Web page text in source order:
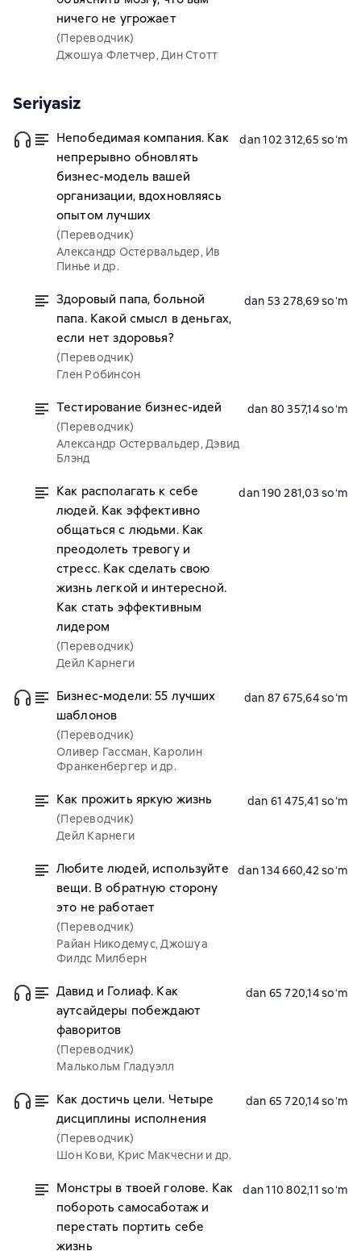
ничего не угрожает
(Переводчик)
Джошуа Флетчер, Дин Стотт
Seriyasiz
Непобедимая компания. Как
непрерывно обновлять
бизнес-модель вашей
организации, вдохновляясь
опытом лучших
(Переводчик)
Александр Остервальдер, Ив
Пинье и др.
dan 102 312,65 soʻm
Здоровый папа, больной
папа. Какой смысл в деньгах,
если нет здоровья?
(Переводчик)
Глен Робинсон
dan 53 278,69 soʻm
Тестирование бизнес-идей
(Переводчик)
Александр Остервальдер, Дэвид
Блэнд
dan 80 357,14 soʻm
Как располагать к себе
людей. Как эффективно
общаться с людьми. Как
преодолеть тревогу и
стресс. Как сделать свою
жизнь легкой и интересной.
Как стать эффективным
лидером
(Переводчик)
Дейл Карнеги
dan 190 281,03 soʻm
Бизнес-модели: 55 лучших
шаблонов
(Переводчик)
Оливер Гассман, Каролин
Франкенбергер и др.
dan 87 675,64 soʻm
Как прожить яркую жизнь
(Переводчик)
Дейл Карнеги
dan 61 475,41 soʻm
Любите людей, используйте
вещи. В обратную сторону
это не работает
(Переводчик)
Райан Никодемус, Джошуа
Филдс Милберн
dan 134 660,42 soʻm
Давид и Голиаф. Как
аутсайдеры побеждают
фаворитов
(Переводчик)
Малькольм Гладуэлл
dan 65 720,14 soʻm
Как достичь цели. Четыре
дисциплины исполнения
(Переводчик)
Шон Кови, Крис Макчесни и др.
dan 65 720,14 soʻm
Монстры в твоей голове. Как
побороть самосаботаж и
перестать портить себе
жизнь
dan 110 802,11 soʻm